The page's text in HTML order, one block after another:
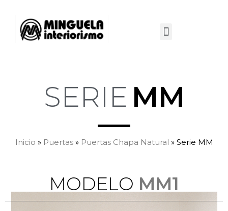
SERIE MM
Inicio » Puertas» Puertas Chapa Natural » Serie MM
O MM1